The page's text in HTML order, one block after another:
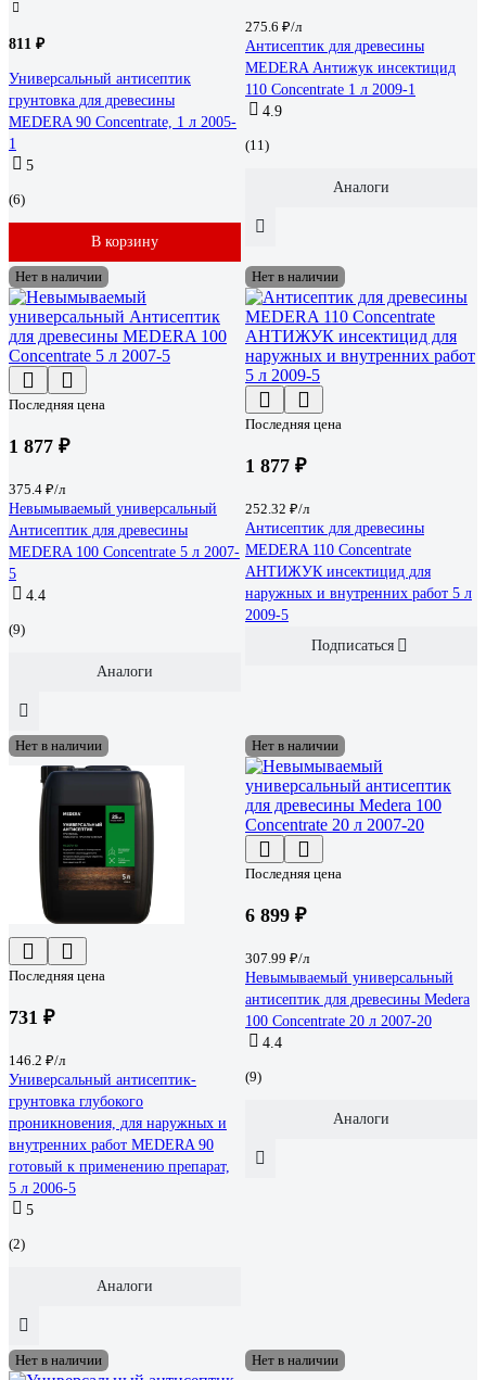
811 ₽
Универсальный антисептик
грунтовка для древесины
MEDERA 90 Concentrate, 1 л 2005-
1
5
(6)
В корзину
275.6 ₽/л
Антисептик для древесины
MEDERA Антижук инсектицид
110 Concentrate 1 л 2009-1
4.9
(11)
Аналоги
Нет в наличии
Последняя цена
1 877 ₽
375.4 ₽/л
Невымываемый универсальный
Антисептик для древесины
MEDERA 100 Concentrate 5 л 2007-
5
4.4
(9)
Аналоги
Нет в наличии
Последняя цена
1 877 ₽
252.32 ₽/л
Антисептик для древесины
MEDERA 110 Concentrate
АНТИЖУК инсектицид для
наружных и внутренних работ 5 л
2009-5
Подписаться
Нет в наличии
Последняя цена
731 ₽
146.2 ₽/л
Универсальный антисептик-
грунтовка глубокого
проникновения, для наружных и
внутренних работ MEDERA 90
готовый к применению препарат,
5 л 2006-5
5
(2)
Аналоги
Нет в наличии
Последняя цена
6 899 ₽
307.99 ₽/л
Невымываемый универсальный
антисептик для древесины Medera
100 Concentrate 20 л 2007-20
4.4
(9)
Аналоги
Нет в наличии Нет в наличии